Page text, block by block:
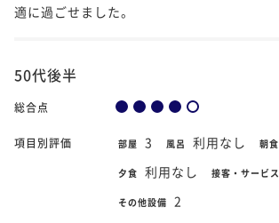
適に過ごせました。
50代後半
総合点
項目別評価 部屋 3 風呂 利用なし 朝食
夕食 利用なし 接客・サービス
その他設備 2